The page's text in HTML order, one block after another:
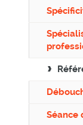
Séance